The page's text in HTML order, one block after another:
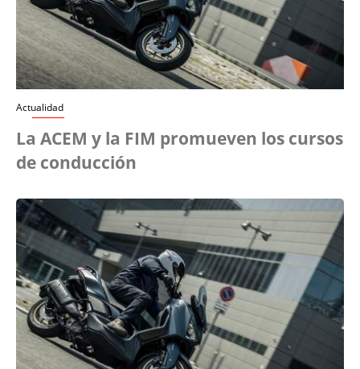
Actualidad
La ACEM y la FIM promueven los cursos
de conducción